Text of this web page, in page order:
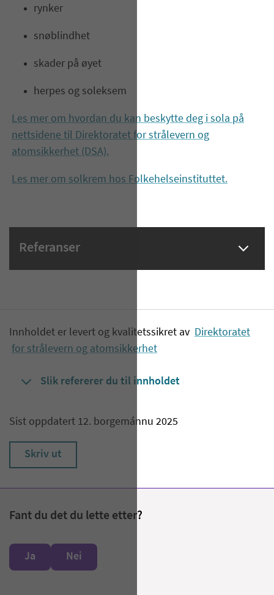
rynker
snøblindhet
skader på øyet
herpes og soleksem
Les mer om hvordan du kan beskytte deg i sola på
nettsidene til Direktoratet for strålevern og
atomsikkerhet (DSA).
Les mer om solkrem hos Folkehelseinstituttet.
Referanser
Innholdet er levert og kvalitetssikret av Direktoratet
for strålevern og atomsikkerhet
Slik refererer du til innholdet
Sist oppdatert 12. borgemánnu 2025
Skriv ut
Fant du det du lette etter?
Ja Nei